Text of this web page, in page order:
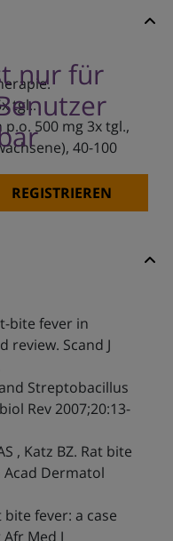
nur für
REGISTRIEREN
tgl..
500 mg 3x tgl.,
40-100
i.m. 1 g 1x tgl.
bite fever in
review. Scand J
Streptobacillus
Rev 2007;20:13-
, Katz BZ. Rat bite
Acad Dermatol
bite fever: a case
Med J